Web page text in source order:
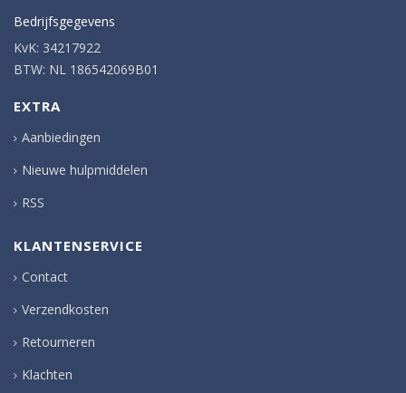
Bedrijfsgegevens
KvK: 34217922
BTW: NL 186542069B01
EXTRA
Aanbiedingen
Nieuwe hulpmiddelen
RSS
KLANTENSERVICE
Contact
Verzendkosten
Retourneren
Klachten